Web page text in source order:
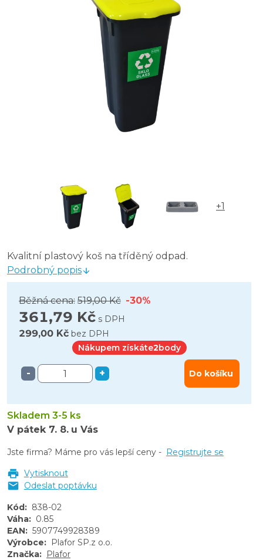
+1
Kvalitní plastový koš na tříděný odpad.
Podrobný popis
Běžná cena: 519,00 Kč -30%
361,79 Kč s DPH
299,00 Kč bez DPH
Nákupem získáte2body
- + Do košíku
Skladem 3-5 ks
V pátek 7. 8. u Vás
Jste firma? Máme pro vás lepší ceny - Registrujte se
Vytisknout
Odeslat poptávku
Kód: 838-02
Váha: 0.85
EAN: 5907749928389
Výrobce: Plafor SP.z o.o.
Značka: Plafor